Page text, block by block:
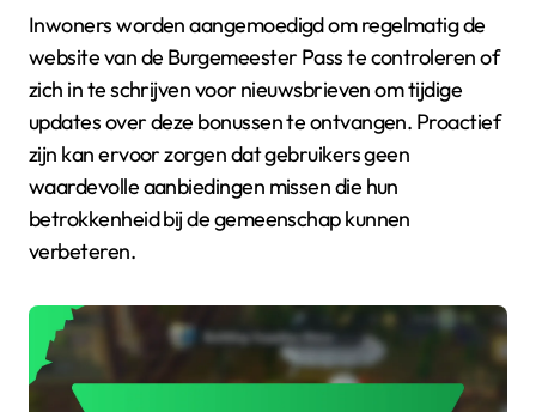
Inwoners worden aangemoedigd om regelmatig de
website van de Burgemeester Pass te controleren of
zich in te schrijven voor nieuwsbrieven om tijdige
updates over deze bonussen te ontvangen. Proactief
zijn kan ervoor zorgen dat gebruikers geen
waardevolle aanbiedingen missen die hun
betrokkenheid bij de gemeenschap kunnen
verbeteren.